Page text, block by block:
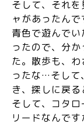
そして、それ
ャがあったん
青色で遊んで
ったので、分
た。散歩も、
ったな…そして
き、探しに戻る
そして、コタ
リードなんで